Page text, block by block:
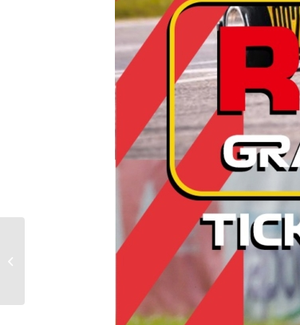
INTERNAZIONALE NAPOLI
Challenge Assominicar Pista e